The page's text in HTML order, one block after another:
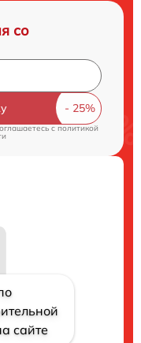
со
cполитикой
сайте